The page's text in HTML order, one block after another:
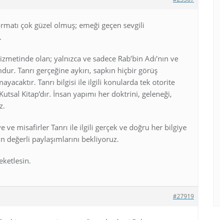
çok güzel olmuş; emeği geçen sevgili
olan; yalnızca ve sadece Rab’bin Adı’nın ve
Tanrı gerçeğine aykırı, sapkın hiçbir görüş
Tanrı bilgisi ile ilgili konularda tek otorite
Kitap’dır. İnsan yapımı her doktrini, geleneği,
ve misafirler Tanrı ile ilgili gerçek ve doğru her bilgiye
paylaşımlarını bekliyoruz.
#27919